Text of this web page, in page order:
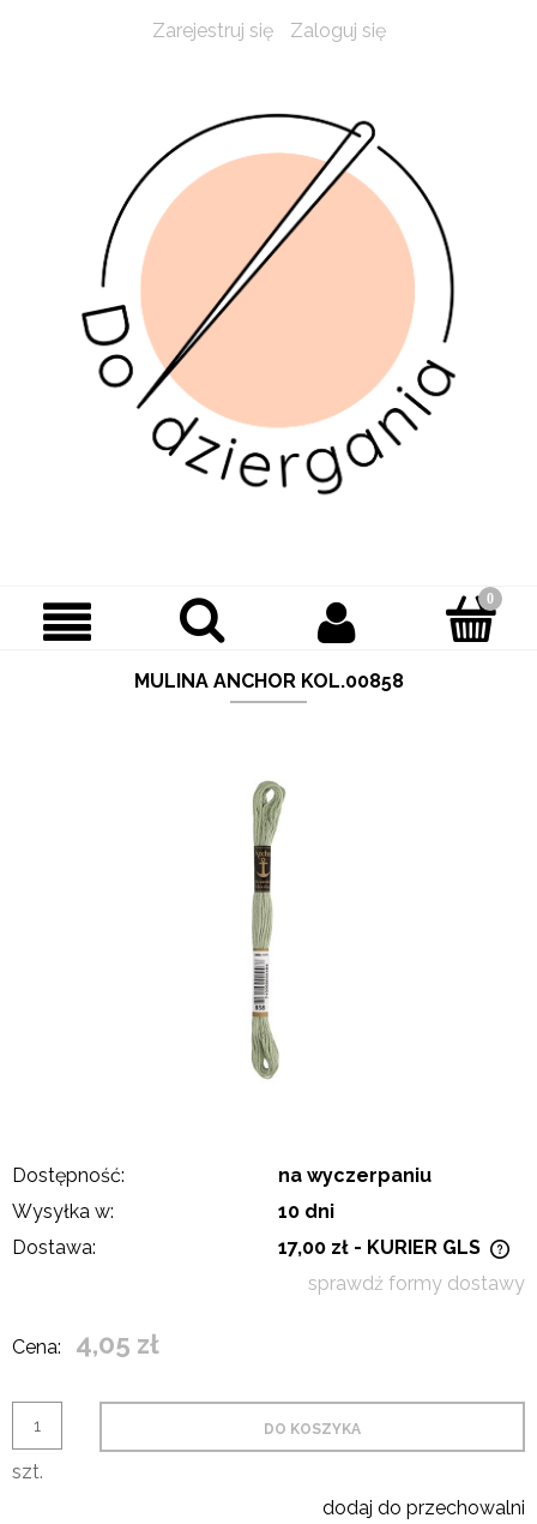
Zarejestruj się Zaloguj się
MULINA ANCHOR KOL.00858
Dostępność:
na wyczerpaniu
Wysyłka w:
10 dni
Dostawa:
17,00 zł - KURIER GLS
sprawdź formy dostawy
Cena: 4,05 zł
szt.
DO KOSZYKA
dodaj do przechowalni